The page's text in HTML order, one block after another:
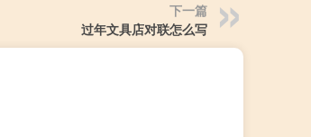
下一篇
过年文具店对联怎么写